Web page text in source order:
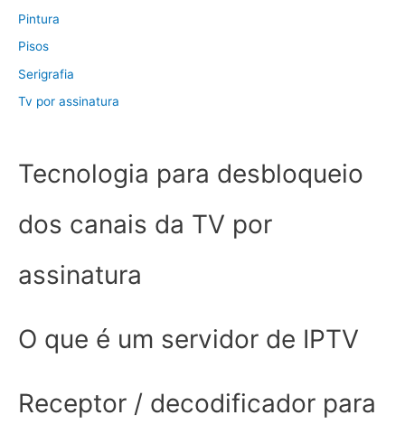
Pintura
Pisos
Serigrafia
Tv por assinatura
Tecnologia para desbloqueio
dos canais da TV por
assinatura
O que é um servidor de IPTV
Receptor / decodificador para